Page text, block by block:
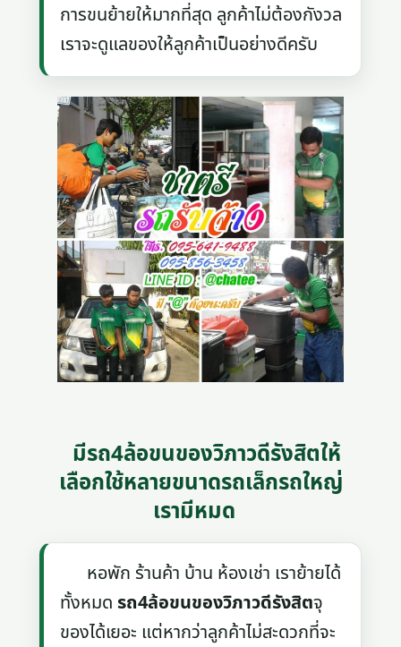
การขนย้ายให้มากที่สุด ลูกค้าไม่ต้องกังวล
เราจะดูแลของให้ลูกค้าเป็นอย่างดีครับ
มีรถ4ล้อขนของวิภาวดีรังสิตให้
เลือกใช้หลายขนาดรถเล็กรถใหญ่
เรามีหมด
หอพัก ร้านค้า บ้าน ห้องเช่า เราย้ายได้
ทั้งหมดรถ4ล้อขนของวิภาวดีรังสิตจุ
ของได้เยอะ แต่หากว่าลูกค้าไม่สะดวกที่จะ